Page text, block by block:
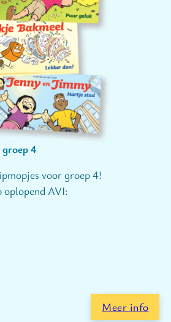
4
voor groep 4!
AVI:
Meer info